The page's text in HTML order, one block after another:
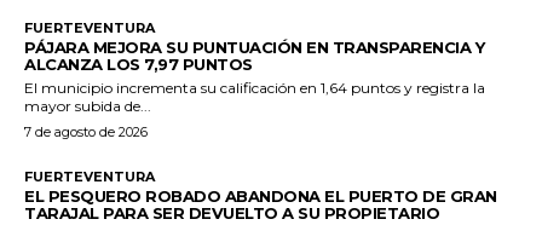
FUERTEVENTURA
PÁJARA MEJORA SU PUNTUACIÓN EN TRANSPARENCIA Y
ALCANZA LOS 7,97 PUNTOS
El municipio incrementa su calificación en 1,64 puntos y registra la
mayor subida de...
7 de agosto de 2026
FUERTEVENTURA
EL PESQUERO ROBADO ABANDONA EL PUERTO DE GRAN
TARAJAL PARA SER DEVUELTO A SU PROPIETARIO